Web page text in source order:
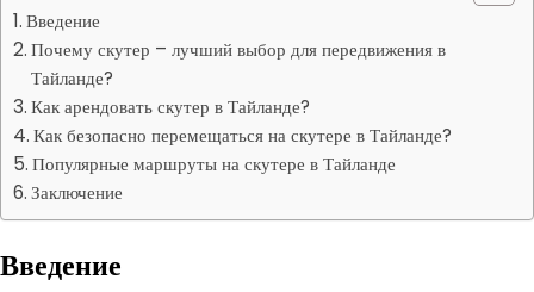
Введение
Почему скутер – лучший выбор для передвижения в
Тайланде?
Как арендовать скутер в Тайланде?
Как безопасно перемещаться на скутере в Тайланде?
Популярные маршруты на скутере в Тайланде
Заключение
Введение